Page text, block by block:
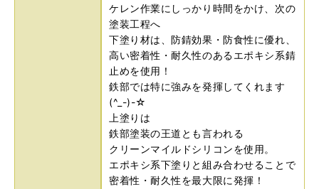
ケレン作業にしっかり時間をかけ、次の
塗装工程へ
下塗り材は、防錆効果・防食性に優れ、
高い密着性・耐久性のあるエポキシ系錆
止めを使用！
鉄部では特に強みを発揮してくれます
(^_-)-☆
上塗りは
鉄部塗装の王道とも言われる
クリーンマイルドシリコンを使用。
エポキシ系下塗りと組み合わせることで
密着性・耐久性を最大限に発揮！